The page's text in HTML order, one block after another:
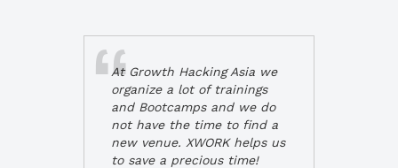
At Growth Hacking Asia we
organize a lot of trainings
and Bootcamps and we do
not have the time to find a
new venue. XWORK helps us
to save a precious time!